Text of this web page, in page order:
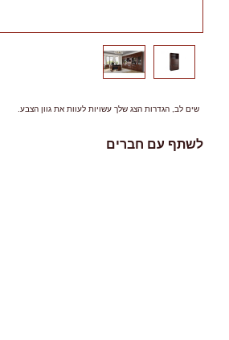
שים לב, הגדרות הצג שלך עשויות לעוות את גוון הצבע.
לשתף עם חברים